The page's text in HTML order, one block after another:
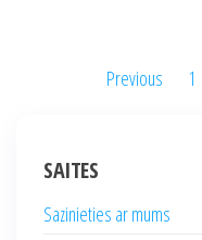
Previous 1
SAITES
Sazinieties ar mums